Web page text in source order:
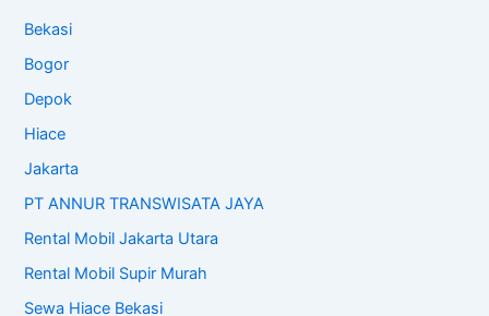
Bekasi
Bogor
Depok
Hiace
Jakarta
PT ANNUR TRANSWISATA JAYA
Rental Mobil Jakarta Utara
Rental Mobil Supir Murah
Sewa Hiace Bekasi